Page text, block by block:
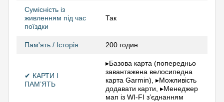
Сумісність із
живленням під час
поїздки
Так
Пам'ять / Історія 200 годин
✔ КАРТИ І
ПАМ’ЯТЬ
▸Базова карта (попередньо
завантажена велосипедна
карта Garmin), ▸Можливість
додавати карти, ▸Менеджер
мап із WI-FI з’єднанням